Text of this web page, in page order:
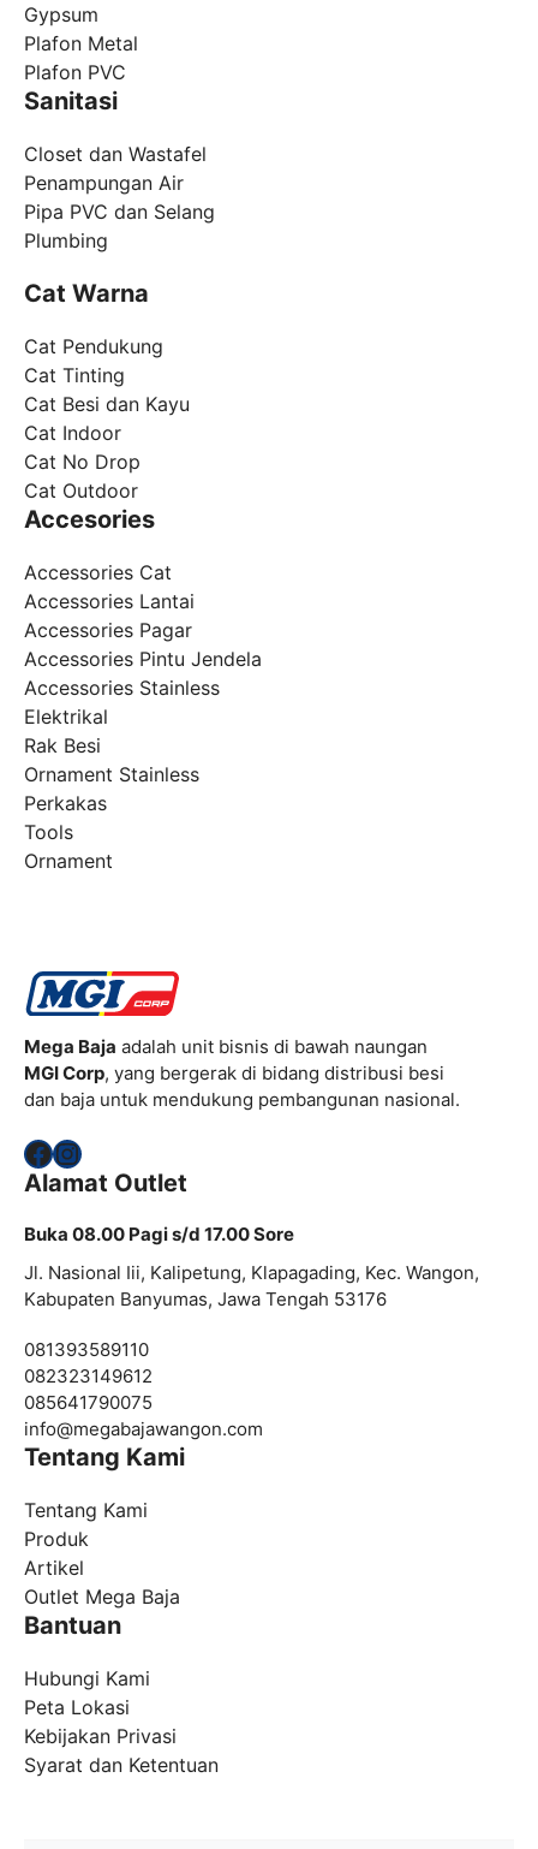
Gypsum
Plafon Metal
Plafon PVC
Sanitasi
Closet dan Wastafel
Penampungan Air
Pipa PVC dan Selang
Plumbing
Cat Warna
Cat Pendukung
Cat Tinting
Cat Besi dan Kayu
Cat Indoor
Cat No Drop
Cat Outdoor
Accesories
Accessories Cat
Accessories Lantai
Accessories Pagar
Accessories Pintu Jendela
Accessories Stainless
Elektrikal
Rak Besi
Ornament Stainless
Perkakas
Tools
Ornament
Mega Baja adalah unit bisnis di bawah naungan
MGI Corp, yang bergerak di bidang distribusi besi
dan baja untuk mendukung pembangunan nasional.
Facebook
Instagram
Alamat Outlet
Buka 08.00 Pagi s/d 17.00 Sore
Jl. Nasional Iii, Kalipetung, Klapagading, Kec. Wangon,
Kabupaten Banyumas, Jawa Tengah 53176
081393589110
082323149612
085641790075
info@megabajawangon.com
Tentang Kami
Tentang Kami
Produk
Artikel
Outlet Mega Baja
Bantuan
Hubungi Kami
Peta Lokasi
Kebijakan Privasi
Syarat dan Ketentuan